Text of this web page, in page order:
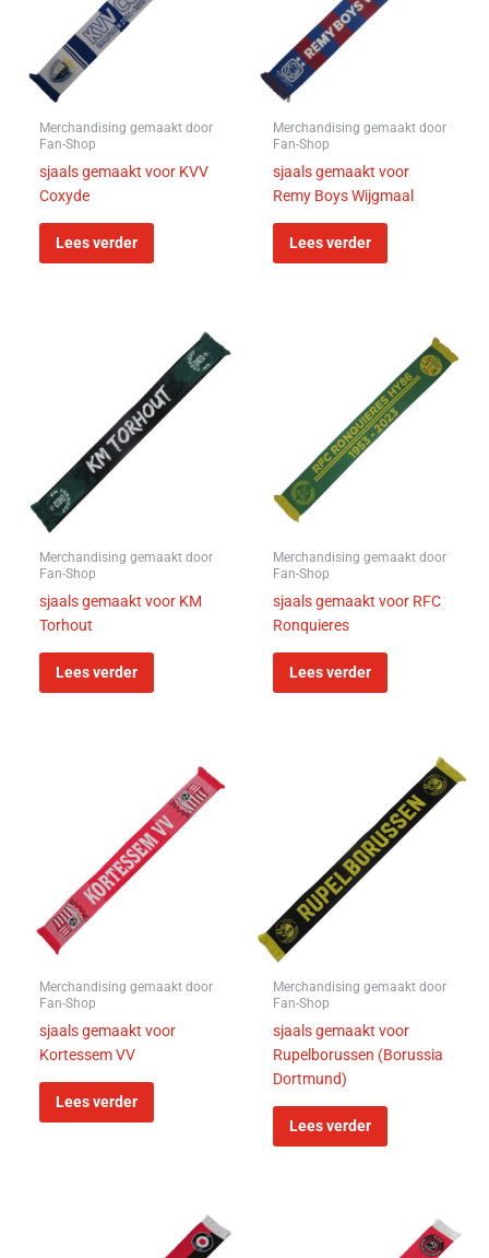
Merchandising gemaakt door
Fan-Shop
sjaals gemaakt voor KVV
Coxyde
Lees verder
Merchandising gemaakt door
Fan-Shop
sjaals gemaakt voor
Remy Boys Wijgmaal
Lees verder
Merchandising gemaakt door
Fan-Shop
sjaals gemaakt voor KM
Torhout
Lees verder
Merchandising gemaakt door
Fan-Shop
sjaals gemaakt voor RFC
Ronquieres
Lees verder
Merchandising gemaakt door
Fan-Shop
sjaals gemaakt voor
Kortessem VV
Lees verder
Merchandising gemaakt door
Fan-Shop
sjaals gemaakt voor
Rupelborussen (Borussia
Dortmund)
Lees verder